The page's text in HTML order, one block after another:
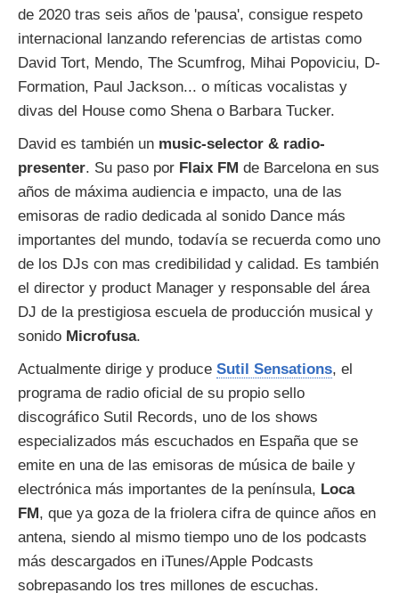
de 2020 tras seis años de 'pausa', consigue respeto
internacional lanzando referencias de artistas como
David Tort, Mendo, The Scumfrog, Mihai Popoviciu, D-
Formation, Paul Jackson... o míticas vocalistas y
divas del House como Shena o Barbara Tucker.
David es también un music-selector & radio-
presenter. Su paso por Flaix FM de Barcelona en sus
años de máxima audiencia e impacto, una de las
emisoras de radio dedicada al sonido Dance más
importantes del mundo, todavía se recuerda como uno
de los DJs con mas credibilidad y calidad. Es también
el director y product Manager y responsable del área
DJ de la prestigiosa escuela de producción musical y
sonido Microfusa.
Actualmente dirige y produce Sutil Sensations, el
programa de radio oficial de su propio sello
discográfico Sutil Records, uno de los shows
especializados más escuchados en España que se
emite en una de las emisoras de música de baile y
electrónica más importantes de la península, Loca
FM, que ya goza de la friolera cifra de quince años en
antena, siendo al mismo tiempo uno de los podcasts
más descargados en iTunes/Apple Podcasts
sobrepasando los tres millones de escuchas.